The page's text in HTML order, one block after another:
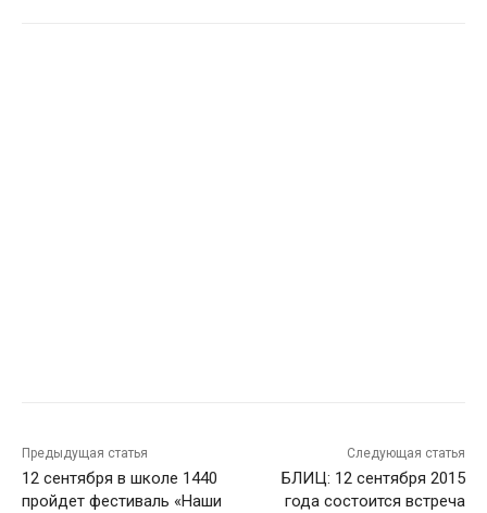
Предыдущая статья
12 сентября в школе 1440
пройдет фестиваль «Наши
Следующая статья
БЛИЦ: 12 сентября 2015
года состоится встреча